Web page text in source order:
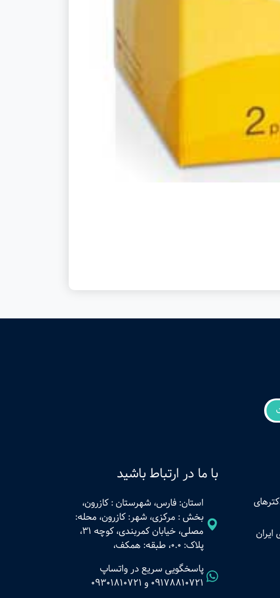
ایران
با ما در ارتباط باشید
استان: فارس، شهرستان : کازرون،
بخش : مرکزی، شهر: کازرون، محله:
مصلی، خیابان کمربندی، کوچه 31،
پلاک: 0.0، طبقه: همکف،
پاسخگویی سریع در واتساپ
09178810721 و 09301810721